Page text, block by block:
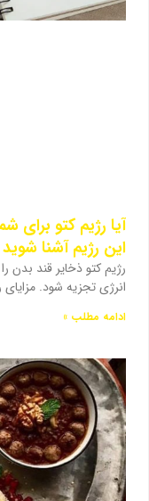
آیا رژیم کتو برای
این رژیم آشنا شوید
رژیم کتو ذخایر قند
انرژی تجزیه شود.
ادامه مطلب »